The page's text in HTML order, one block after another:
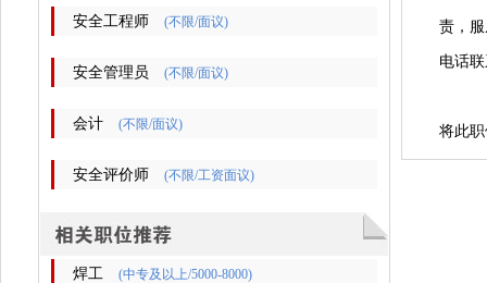
安全工程师 (不限/面议)
安全管理员 (不限/面议)
会计 (不限/面议)
安全评价师 (不限/工资面议)
焊工 (中专及以上/5000-8000)
责，
电话
将此